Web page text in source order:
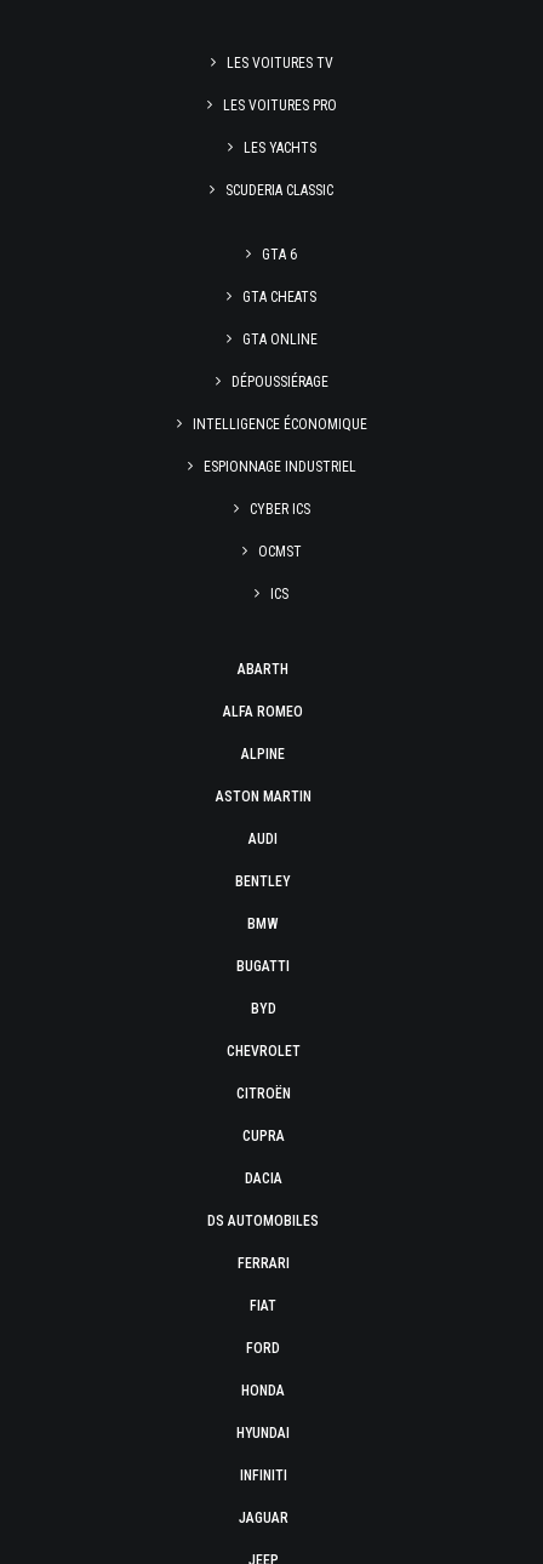
LES VOITURES TV
LES VOITURES PRO
LES YACHTS
SCUDERIA CLASSIC
GTA 6
GTA CHEATS
GTA ONLINE
DÉPOUSSIÉRAGE
INTELLIGENCE ÉCONOMIQUE
ESPIONNAGE INDUSTRIEL
CYBER ICS
OCMST
ICS
ABARTH
ALFA ROMEO
ALPINE
ASTON MARTIN
AUDI
BENTLEY
BMW
BUGATTI
BYD
CHEVROLET
CITROËN
CUPRA
DACIA
DS AUTOMOBILES
FERRARI
FIAT
FORD
HONDA
HYUNDAI
INFINITI
JAGUAR
JEEP